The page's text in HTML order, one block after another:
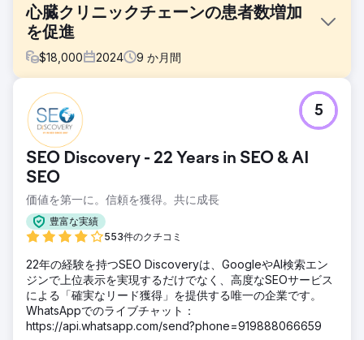
心臓クリニックチェーンの患者数増加
を促進
$18,000 2024 9 か月間
課題
私たちのクライアントは、シンガポールに複数のクリニック
を持つ私立の心臓血管医療センターで、オンラインでの知名
度の低さと競争の激しい市場により新規患者数が少なく、苦
戦していました。
ソリューション
検索とローカルリスティングにおけるプレゼンス強化のた
め、包括的なSEOキャンペーンを実施しました。- ターゲッ
ト市場における検索頻度の高いトピックを扱った、新しいサ
ービスページと心臓病専門のブログコンテンツを包括的に作
成しました。- すべてのクリニックのGoogleビジネスプロフ
ィールにおけるローカルSEOの最適化を行いました。患者か
らのレビューと信頼を高めるため、レビュー依頼システムを
実装しました。- ウェブサイトの速度とSEOの技術的な改善
を行いました。
SEO Discovery - 22 Years in SEO & AI
SEO
価値を第一に。信頼を獲得。共に成長
豊富な実績
553件のクチコミ
5
22年の経験を持つSEO Discoveryは、GoogleやAI検索エン
ジンで上位表示を実現するだけでなく、高度なSEOサービス
による「確実なリード獲得」を提供する唯一の企業です。
WhatsAppでのライブチャット：
https://api.whatsapp.com/send?phone=919888066659